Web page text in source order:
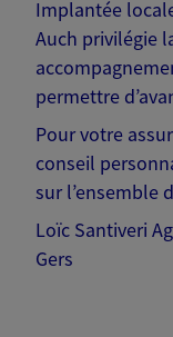
Implantée
Auch privilégie
permettre
Pour votre
conseil
sur l’ensemble
Loïc Santiveri
Gers